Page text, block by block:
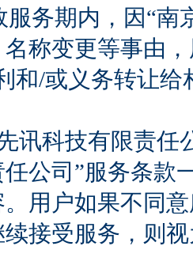
期内，因“南
称变更等事由
和/或义务转让
科技有限责任
公司”服务条款
。用户如果不同
接受服务，则